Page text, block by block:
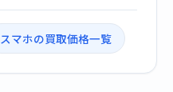
スマホの買取価格一覧